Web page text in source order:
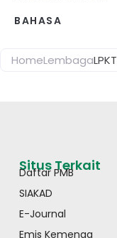
BAHASA
HomeLembagaLPKT
Situs Terkait
Daftar PMB
SIAKAD
E-Journal
Emis Kemenag